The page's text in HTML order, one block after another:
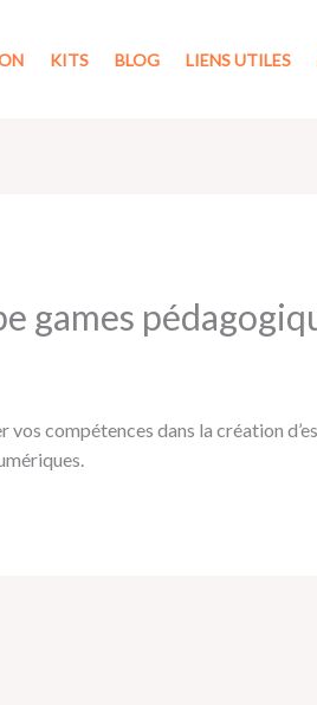
KITS BLOG LIENS UTILES
games
compétences dans la création